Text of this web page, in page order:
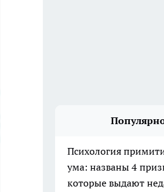
Психология
ума: названы 4
которые выдают